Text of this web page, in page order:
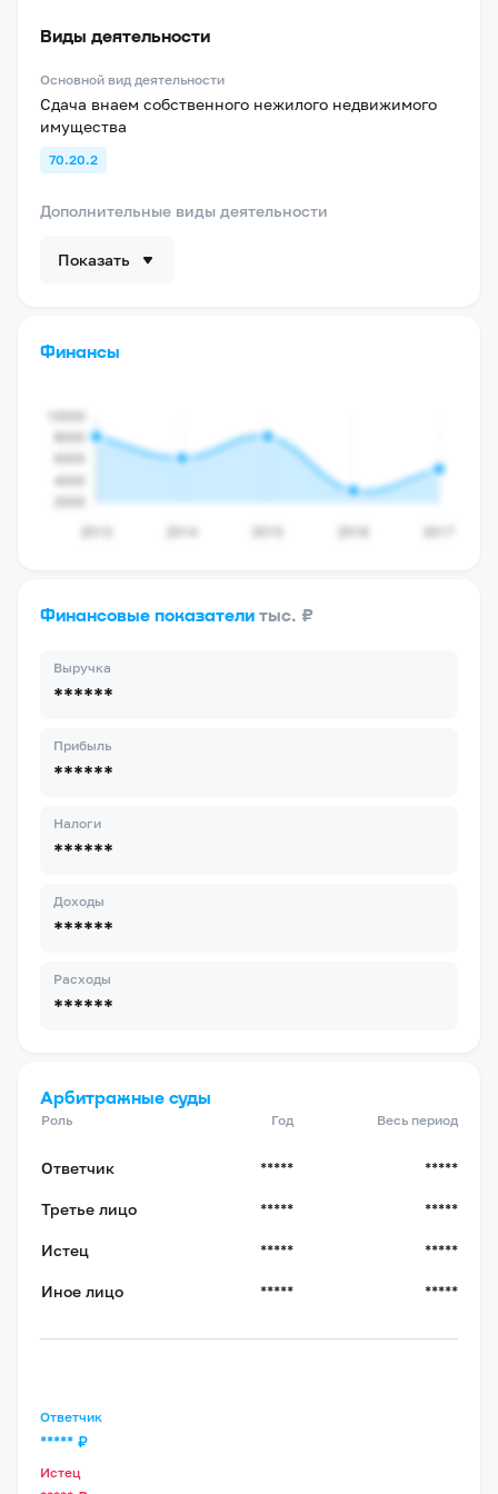
Виды деятельности
Основной вид деятельности
Сдача внаем собственного нежилого недвижимого
имущества
70.20.2
Дополнительные виды деятельности
Показать
Финансы
Финансовые показатели тыс. ₽
Выручка
******
Прибыль
******
Налоги
******
Доходы
******
Расходы
******
Арбитражные суды
Роль Год Весь период
Ответчик ***** *****
Третье лицо ***** *****
Истец ***** *****
Иное лицо ***** *****
Ответчик
***** ₽
Истец